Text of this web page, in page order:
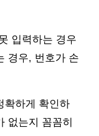
입력하는 경우
경우, 번호가 손
확하게 확인하
없는지 꼼꼼히